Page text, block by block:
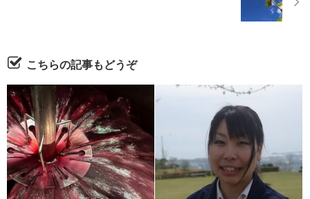
こちらの記事もどうぞ